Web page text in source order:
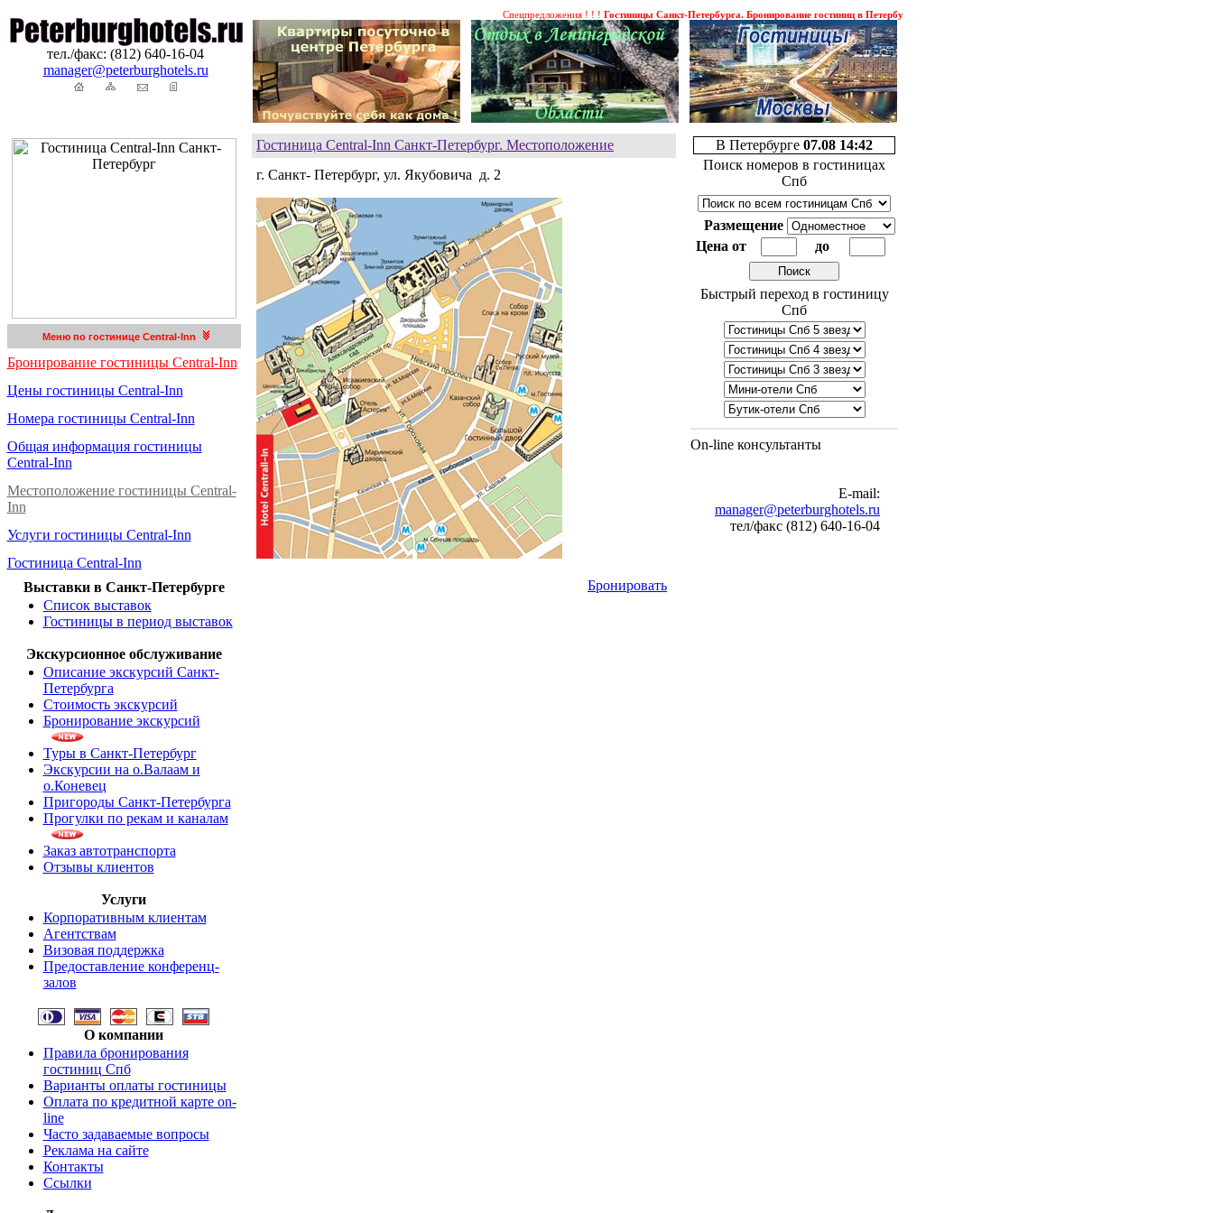
тел./факс: (812) 640-16-04
manager@peterburghotels.ru
Спецпредложения ! ! !Гостиницы Санкт-Петербурга. Бронирование гостиниц в Петербурге. Трансферы. Экскурсии.
Меню по гостинице Central-Inn
Бронирование гостиницы Central-Inn
Цены гостиницы Central-Inn
Номера гостиницы Central-Inn
Общая информация гостиницы
Central-Inn
Местоположение гостиницы Central-
Inn
Услуги гостиницы Central-Inn
Гостиница Central-Inn
Выставки в Санкт-Петербурге
Список выставок
Гостиницы в период выставок
Экскурсионное обслуживание
Описание экскурсий Санкт-
Петербурга
Стоимость экскурсий
Бронирование экскурсий
Туры в Санкт-Петербург
Экскурсии на о.Валаам и
о.Коневец
Пригороды Санкт-Петербурга
Прогулки по рекам и каналам
Заказ автотранспорта
Отзывы клиентов
Услуги
Корпоративным клиентам
Агентствам
Визовая поддержка
Предоставление конференц-
залов
О компании
Правила бронирования
гостиниц Спб
Варианты оплаты гостиницы
Оплата по кредитной карте on-
line
Часто задаваемые вопросы
Реклама на сайте
Контакты
Ссылки
Гостиница Central-Inn Санкт-Петербург. Местоположение
г. Санкт- Петербург, ул. Якубовича д. 2
Бронировать
В Петербурге 07.08 14:42
Поиск номеров в гостиницах
Спб
Размещение
Цена от
до
Быстрый переход в гостиницу
Спб
On-line консультанты
E-mail:
manager@peterburghotels.ru
тел/факс (812) 640-16-04